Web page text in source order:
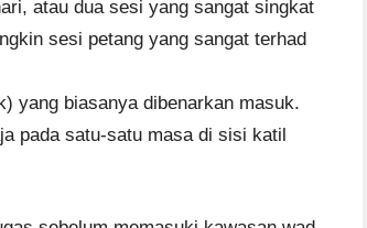
atau dua sesi yang sangat singkat
sesi petang yang sangat terhad
yang biasanya dibenarkan masuk.
pada satu-satu masa di sisi katil